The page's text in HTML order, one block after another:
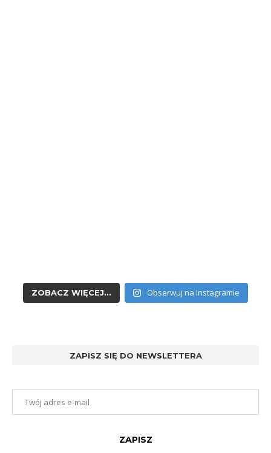
ZOBACZ WIĘCEJ... Obserwuj na Instagramie
ZAPISZ SIĘ DO NEWSLETTERA